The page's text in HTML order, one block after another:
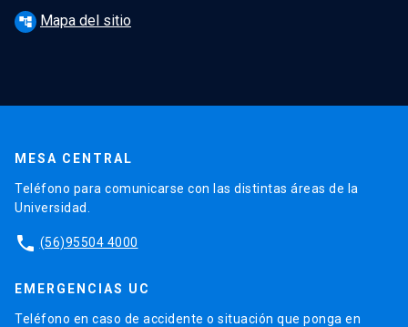
account_tree Mapa del sitio
MESA CENTRAL
Teléfono para comunicarse con las distintas áreas de la
Universidad.
phone (56)95504 4000
EMERGENCIAS UC
Teléfono en caso de accidente o situación que ponga en